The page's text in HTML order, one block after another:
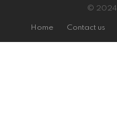
© 2024
Home Contact us